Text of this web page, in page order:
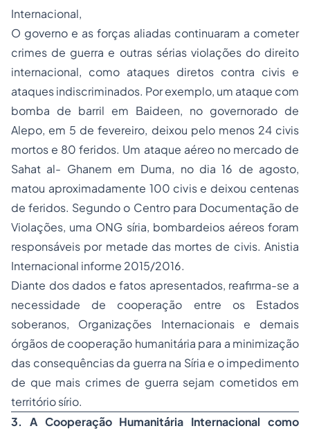
Internacional,
O governo e as forças aliadas continuaram a cometer
crimes de guerra e outras sérias violações do direito
internacional, como ataques diretos contra civis e
ataques indiscriminados. Por exemplo, um ataque com
bomba de barril em Baideen, no governorado de
Alepo, em 5 de fevereiro, deixou pelo menos 24 civis
mortos e 80 feridos. Um ataque aéreo no mercado de
Sahat al- Ghanem em Duma, no dia 16 de agosto,
matou aproximadamente 100 civis e deixou centenas
de feridos. Segundo o Centro para Documentação de
Violações, uma ONG síria, bombardeios aéreos foram
responsáveis por metade das mortes de civis. Anistia
Internacional informe 2015/2016.
Diante dos dados e fatos apresentados, reafirma-se a
necessidade de cooperação entre os Estados
soberanos, Organizações Internacionais e demais
órgãos de cooperação humanitária para a minimização
das consequências da guerra na Síria e o impedimento
de que mais crimes de guerra sejam cometidos em
território sírio.
3. A Cooperação Humanitária Internacional como